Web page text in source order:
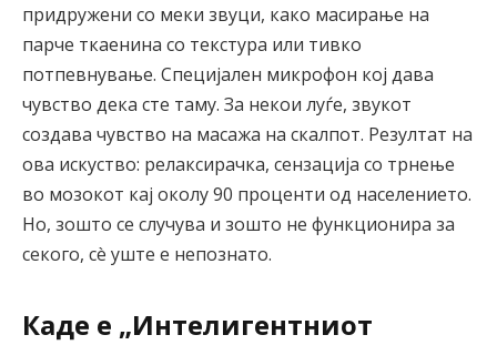
придружени со меки звуци, како масирање на
парче ткаенина со текстура или тивко
потпевнување. Специјален микрофон кој дава
чувство дека сте таму. За некои луѓе, звукот
создава чувство на масажа на скалпот. Резултат на
ова искуство: релаксирачка, сензација со трнење
во мозокот кај околу 90 проценти од населението.
Но, зошто се случува и зошто не функционира за
секого, сè уште е непознато.
Каде е „Интелигентниот